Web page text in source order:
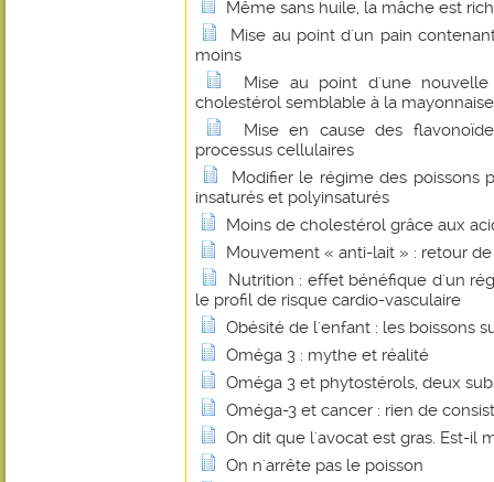
Même sans huile, la mâche est
Mise au point d'un pain
moins
Mise au point d'une
cholestérol semblable à la mayonnaise
Mise en cause des
processus cellulaires
Modifier le régime des poissons
insaturés et polyinsaturés
Moins de cholestérol grâce aux
Mouvement « anti-lait » : retour
Nutrition : effet bénéfique d'un
le profil de risque cardio-vasculaire
Obésité de l'enfant : les boissons
Oméga 3 : mythe et réalité
Oméga 3 et phytostérols, deux
Oméga-3 et cancer : rien de
On dit que l'avocat est gras. Est-il
On n'arrête pas le poisson